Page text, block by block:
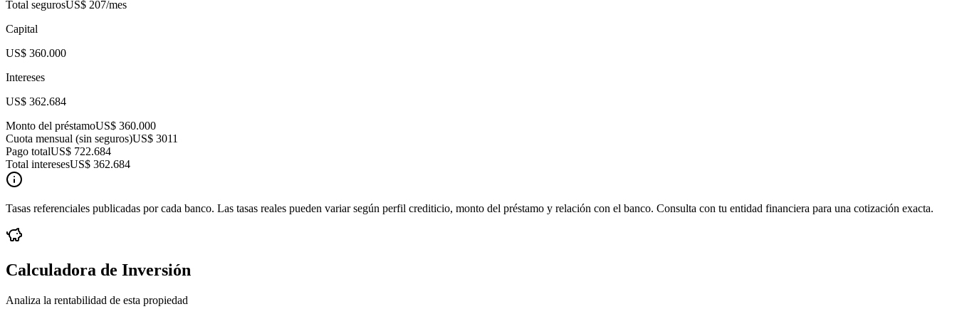
Total segurosUS$ 207/mes
Capital
US$ 360.000
Intereses
US$ 362.684
Monto del préstamoUS$ 360.000
Cuota mensual (sin seguros)US$ 3011
Pago totalUS$ 722.684
Total interesesUS$ 362.684
Tasas referenciales publicadas por cada banco. Las tasas reales pueden variar según perfil crediticio, monto del préstamo y relación con el banco. Consulta con tu entidad financiera para una cotización exacta.
Calculadora de Inversión
Analiza la rentabilidad de esta propiedad